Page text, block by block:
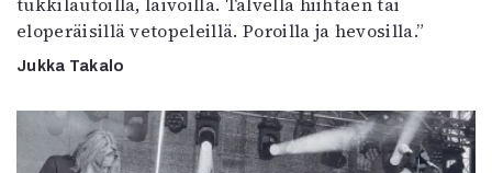
eloperäisillä vetopeleillä. Poroilla ja hevosilla.”
Jukka Takalo